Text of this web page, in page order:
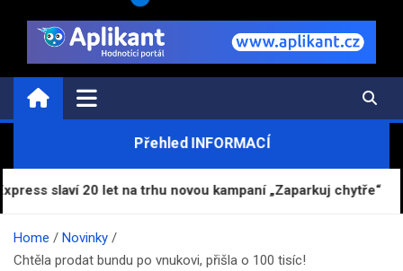
INFORMAČNÍ-ZPRAVODAJ.CZ
Informace a zpravodajství on-line
Přehled INFORMACÍ
20 let na trhu novou kampaní „Zaparkuj chytře“
Home
Novinky
Chtěla prodat bundu po vnukovi, přišla o 100 tisíc!